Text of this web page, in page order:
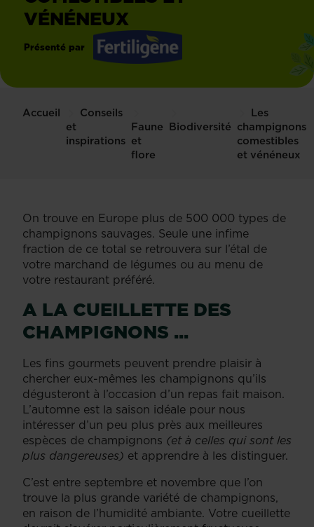
VÉNÉNEUX
Présenté par
Accueil
Conseils
et
inspirations
Faune
et
flore
Biodiversité
Les
champignons
comestibles
et vénéneux
On trouve en Europe plus de 500 000 types de
champignons sauvages. Seule une infime
fraction de ce total se retrouvera sur l’étal de
votre marchand de légumes ou au menu de
votre restaurant préféré.
A LA CUEILLETTE DES
CHAMPIGNONS ...
Les fins gourmets peuvent prendre plaisir à
chercher eux-mêmes les champignons qu’ils
dégusteront à l’occasion d’un repas fait maison.
L’automne est la saison idéale pour nous
intéresser d’un peu plus près aux meilleures
espèces de champignons (et à celles qui sont les
plus dangereuses) et apprendre à les distinguer.
C’est entre septembre et novembre que l’on
trouve la plus grande variété de champignons,
en raison de l’humidité ambiante. Votre cueillette